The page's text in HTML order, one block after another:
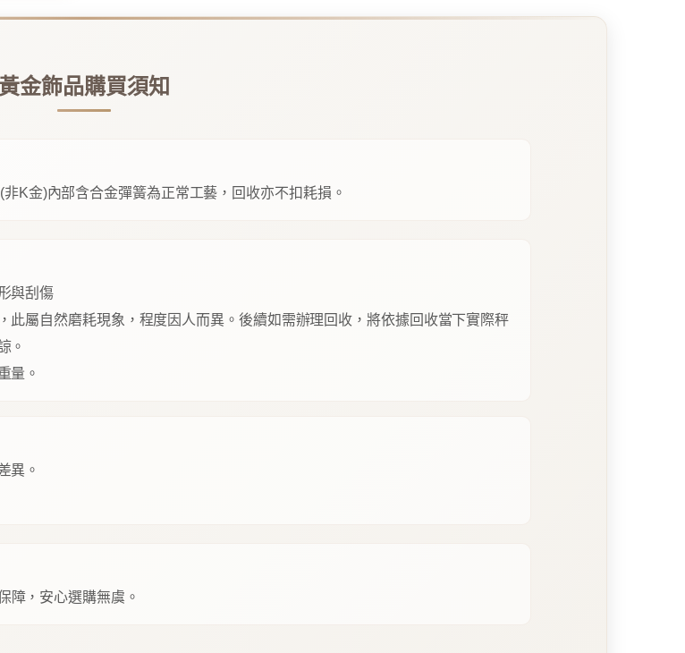
黃金飾品購買須知
非K金)內部含合金彈簧為正常工藝，回收亦不扣耗損。
與刮傷
此屬自然磨耗現象，程度因人而異。後續如需辦理回收，將依據回收當下實際秤
。
量。
異。
障，安心選購無虞。